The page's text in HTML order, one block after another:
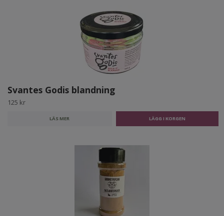
Svantes Godis blandning
125 kr
LÄS MER